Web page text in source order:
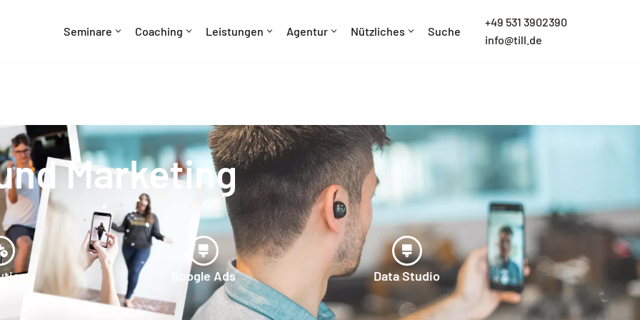
Seminare Coaching Leistungen Agentur Nützliches Suche
+49 531 3902390
info@till.de
Marketing
Google Ads Data Studio